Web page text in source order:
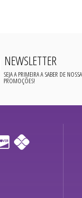
NEWSLETTER
SEJA A PRIMEIRA A SABER DE
PROMOÇÕES!